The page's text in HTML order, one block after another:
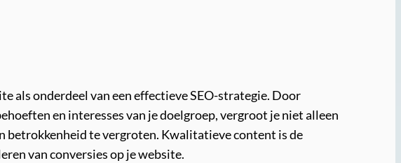
als onderdeel van een effectieve SEO-strategie. Door
en interesses van je doelgroep, vergroot je niet alleen
betrokkenheid te vergroten. Kwalitatieve content is de
van conversies op je website.